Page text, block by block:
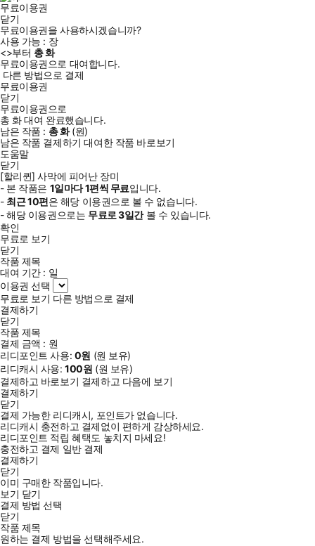
무료이용권
닫기
무료이용권을 사용하시겠습니까?
사용 가능 : 장
<>부터 총화
무료이용권으로 대여합니다.
다른 방법으로 결제
무료이용권
닫기
무료이용권으로
총 화대여 완료했습니다.
남은 작품 : 총화(원)
남은 작품 결제하기 대여한 작품 바로보기
도움말
닫기
[할리퀸] 사막에 피어난 장미
- 본 작품은 1일마다1편씩 무료입니다.
- 최근10편은 해당 이용권으로 볼 수 없습니다.
- 해당 이용권으로는 무료로3일간볼 수 있습니다.
확인
무료로 보기
닫기
작품 제목
대여 기간 : 일
이용권 선택
무료로 보기 다른 방법으로 결제
결제하기
닫기
작품 제목
결제 금액 : 원
리디포인트 사용: 0원 (원 보유)
리디캐시 사용:100원 (원 보유)
결제하고 바로보기 결제하고 다음에 보기
결제하기
닫기
결제 가능한 리디캐시, 포인트가 없습니다.
리디캐시 충전하고 결제없이 편하게 감상하세요.
리디포인트 적립 혜택도 놓치지 마세요!
충전하고 결제 일반 결제
결제하기
닫기
이미 구매한 작품입니다.
보기 닫기
결제 방법 선택
닫기
작품 제목
원하는 결제 방법을 선택해주세요.